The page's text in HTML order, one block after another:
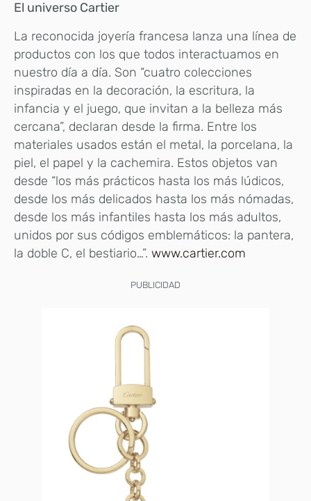
El universo Cartier
La reconocida joyería francesa lanza una línea de
productos con los que todos interactuamos en
nuestro día a día. Son “cuatro colecciones
inspiradas en la decoración, la escritura, la
infancia y el juego, que invitan a la belleza más
cercana”, declaran desde la firma. Entre los
materiales usados están el metal, la porcelana, la
piel, el papel y la cachemira. Estos objetos van
desde “los más prácticos hasta los más lúdicos,
desde los más delicados hasta los más nómadas,
desde los más infantiles hasta los más adultos,
unidos por sus códigos emblemáticos: la pantera,
la doble C, el bestiario…”. www.cartier.com
PUBLICIDAD